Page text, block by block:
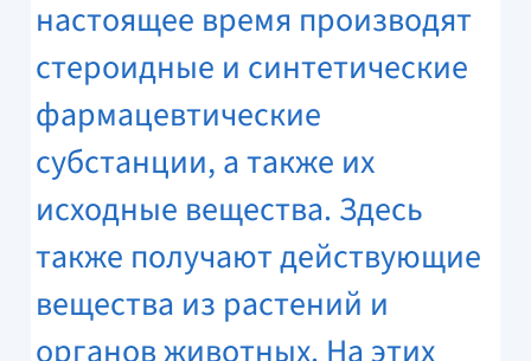
настоящее время производят
стероидные и синтетические
фармацевтические
субстанции, а также их
исходные вещества. Здесь
также получают действующие
вещества из растений и
органов животных. На этих